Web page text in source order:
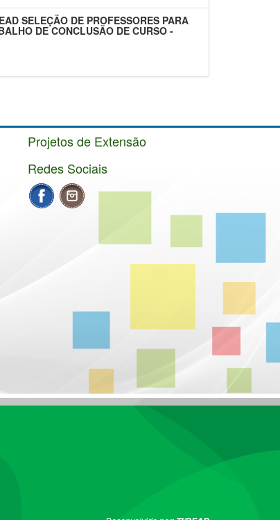
SELEÇÃO DE PROFESSORES PARA
DE CONCLUSÃO DE CURSO -
Projetos de Extensão
Redes Sociais